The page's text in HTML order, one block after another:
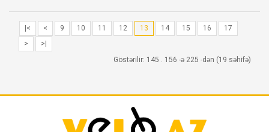
|< < 9 10 11 12 13 14 15 16
17
>
>|
Göstərilir: 145 . 156 -ə 225 -dən (19 səhifə)